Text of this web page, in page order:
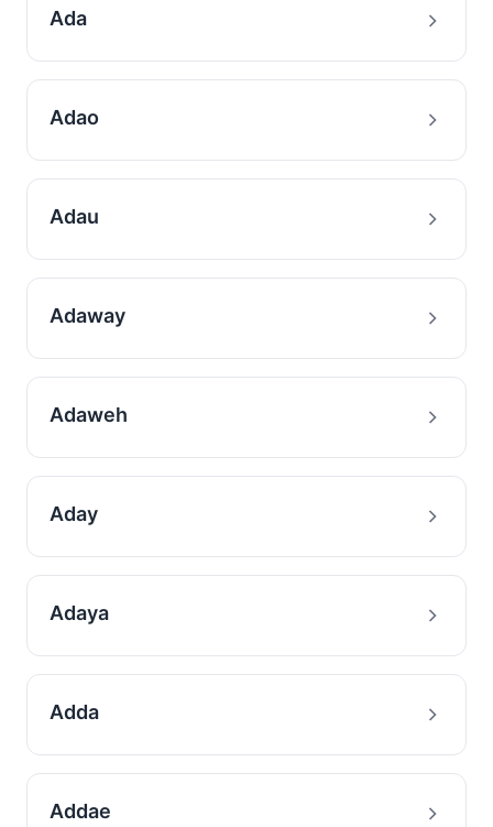
Ada
Adao
Adau
Adaway
Adaweh
Aday
Adaya
Adda
Addae